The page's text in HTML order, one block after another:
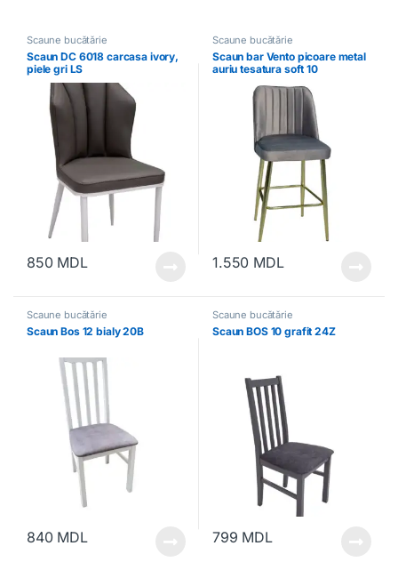
Scaune bucătărie
Scaun DC 6018 carcasa ivory,
piele gri LS
850 MDL
Scaune bucătărie
Scaun bar Vento picoare metal
auriu tesatura soft 10
1.550 MDL
Scaune bucătărie
Scaun Bos 12 bialy 20B
840 MDL
Scaune bucătărie
Scaun BOS 10 grafit 24Z
799 MDL